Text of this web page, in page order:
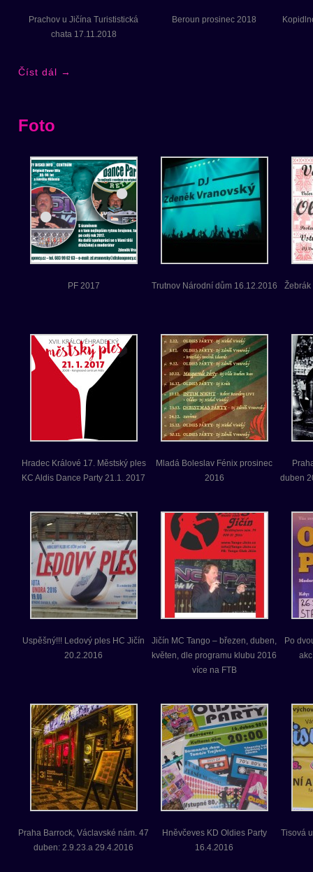
Prachov u Jičína Turististická
chata 17.11.2018
Beroun prosinec 2018
Číst dál →
Foto
PF 2017 Trutnov Národní dům 16.12.2016 Žebrák
Hradec Králové 17. Městský ples
KC Aldis Dance Party 21.1. 2017
Mladá Boleslav Fénix prosinec
2016
duben
Uspěšný!!! Ledový ples HC Jičín
20.2.2016
Jičín MC Tango – březen, duben,
květen, dle programu klubu 2016
více na FTB
Po
Praha Barrock, Václavské nám. 47
duben: 2.9.23.a 29.4.2016
Hněvčeves KD Oldies Party
16.4.2016
Tisová